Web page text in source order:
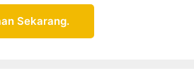
Sekarang.